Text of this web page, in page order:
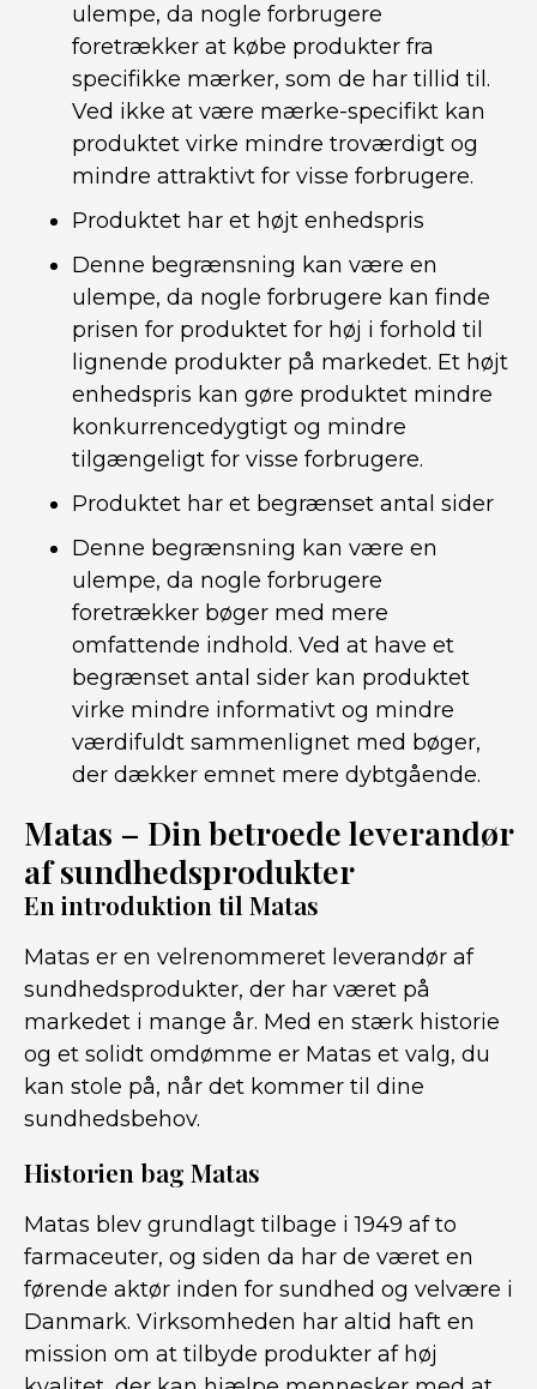
ulempe, da nogle forbrugere
foretrækker at købe produkter fra
specifikke mærker, som de har tillid til.
Ved ikke at være mærke-specifikt kan
produktet virke mindre troværdigt og
mindre attraktivt for visse forbrugere.
Produktet har et højt enhedspris
Denne begrænsning kan være en
ulempe, da nogle forbrugere kan finde
prisen for produktet for høj i forhold til
lignende produkter på markedet. Et højt
enhedspris kan gøre produktet mindre
konkurrencedygtigt og mindre
tilgængeligt for visse forbrugere.
Produktet har et begrænset antal sider
Denne begrænsning kan være en
ulempe, da nogle forbrugere
foretrækker bøger med mere
omfattende indhold. Ved at have et
begrænset antal sider kan produktet
virke mindre informativt og mindre
værdifuldt sammenlignet med bøger,
der dækker emnet mere dybtgående.
Matas – Din betroede leverandør
af sundhedsprodukter
En introduktion til Matas
Matas er en velrenommeret leverandør af
sundhedsprodukter, der har været på
markedet i mange år. Med en stærk historie
og et solidt omdømme er Matas et valg, du
kan stole på, når det kommer til dine
sundhedsbehov.
Historien bag Matas
Matas blev grundlagt tilbage i 1949 af to
farmaceuter, og siden da har de været en
førende aktør inden for sundhed og velvære i
Danmark. Virksomheden har altid haft en
mission om at tilbyde produkter af høj